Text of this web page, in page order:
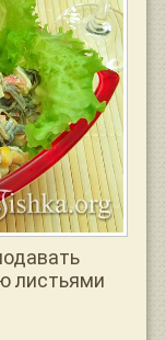
листьями